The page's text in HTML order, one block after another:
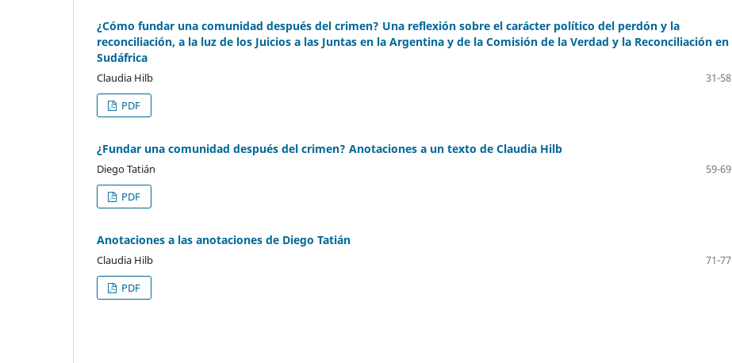
¿Cómo fundar una comunidad después del crimen? Una reflexión sobre el carácter político del perdón y la
reconciliación, a la luz de los Juicios a las Juntas en la Argentina y de la Comisión de la Verdad y la Reconciliación en
Sudáfrica
Claudia Hilb
31-58
PDF
¿Fundar una comunidad después del crimen? Anotaciones a un texto de Claudia Hilb
Diego Tatián
59-69
PDF
Anotaciones a las anotaciones de Diego Tatián
Claudia Hilb
71-77
PDF